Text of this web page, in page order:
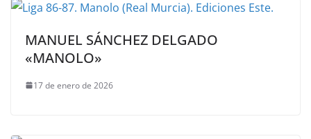
MANUEL SÁNCHEZ DELGADO
«MANOLO»
17 de enero de 2026